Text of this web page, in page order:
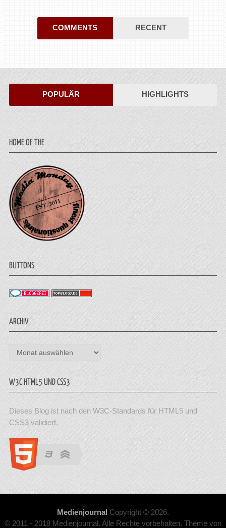
COMMENTS RECENT
POPULÄR HIGHLIGHTS
HOME OF THE
BUTTONS
ARCHIV
Archiv
W3C HTML5 UND CSS3
Dieses Blog ist nach den W3C-Standards für HTML5 und
CSS3 validiert.
Medienjournal Copyright © 2026.
© 2011 - 2018 Medienjournal. Alle Rechte vorbehalten. Theme von